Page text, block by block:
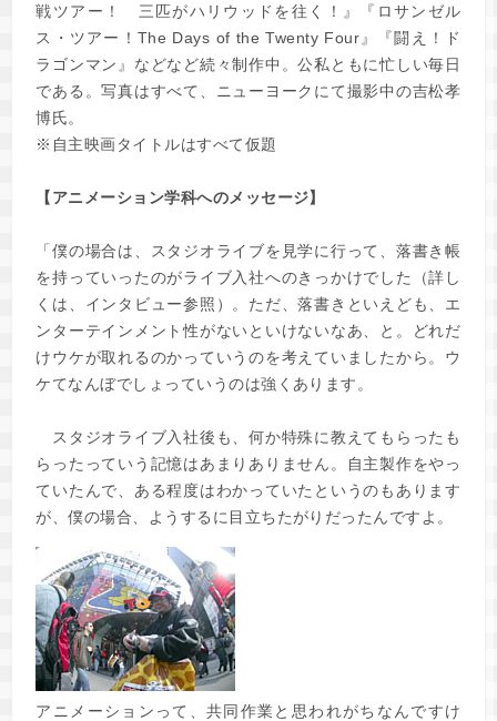
戦ツアー！ 三匹がハリウッドを往く！』『ロサンゼル
ス・ツアー！The Days of the Twenty Four』『闘え！ド
ラゴンマン』などなど続々制作中。公私ともに忙しい毎日
である。写真はすべて、ニューヨークにて撮影中の吉松孝
博氏。
※自主映画タイトルはすべて仮題
【アニメーション学科へのメッセージ】
「僕の場合は、スタジオライブを見学に行って、落書き帳
を持っていったのがライブ入社へのきっかけでした（詳し
くは、インタビュー参照）。ただ、落書きといえども、エ
ンターテインメント性がないといけないなあ、と。どれだ
けウケが取れるのかっていうのを考えていましたから。ウ
ケてなんぼでしょっていうのは強くあります。
スタジオライブ入社後も、何か特殊に教えてもらったも
らったっていう記憶はあまりありません。自主製作をやっ
ていたんで、ある程度はわかっていたというのもあります
が、僕の場合、ようするに目立ちたがりだったんですよ。
アニメーションって、共同作業と思われがちなんですけ